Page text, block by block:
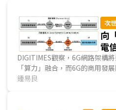
次
向
電
化
DIGITIMES觀察，6G網路架構
「算力」融合，而6G的商用發
端視底層硬體的物理限制與熱
鍾易良